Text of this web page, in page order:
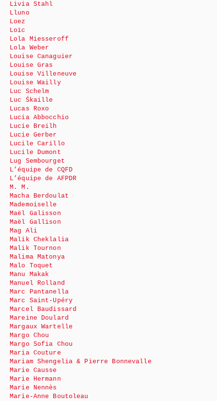
Livia Stahl
Lluno
Loez
Loïc
Lola Miesseroff
Lola Weber
Louise Canaguier
Louise Gras
Louise Villeneuve
Louise Wailly
Luc Schelm
Luc Śkaille
Lucas Roxo
Lucia Abbocchio
Lucie Breilh
Lucie Gerber
Lucile Carillo
Lucile Dumont
Lug Sembourget
L’équipe de CQFD
L’équipe de AFPDR
M. M.
Macha Berdoulat
Mademoiselle
Maël Galisson
Maël Gallison
Mag Ali
Malik Cheklalia
Malik Tournon
Malima Matonya
Malo Toquet
Manu Makak
Manuel Rolland
Marc Pantanella
Marc Saint-Upéry
Marcel Baudissard
Mareine Doulard
Margaux Wartelle
Margo Chou
Margo Sofia Chou
Maria Couture
Mariam Shengelia & Pierre Bonnevalle
Marie Causse
Marie Hermann
Marie Nennès
Marie-Anne Boutoleau